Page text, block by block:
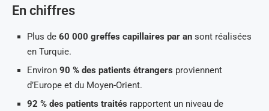
En chiffres
Plus de 60 000 greffes capillaires par an sont réalisées
en Turquie.
Environ 90 % des patients étrangers proviennent
d’Europe et du Moyen-Orient.
92 % des patients traités rapportent un niveau de